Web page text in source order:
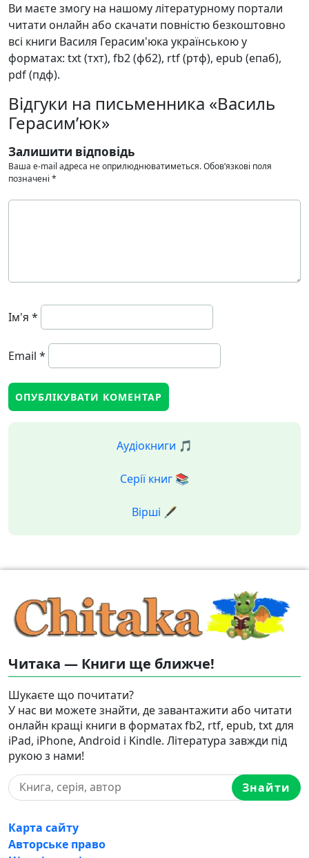
Ви маєте змогу на нашому літературному портали
читати онлайн або скачати повністю безкоштовно
всі книги Василя Герасим'юка українською у
форматах: txt (тхт), fb2 (фб2), rtf (ртф), epub (епаб),
pdf (пдф).
Відгуки на письменника «Василь
Герасим’юк»
Залишити відповідь
Ваша e-mail адреса не оприлюднюватиметься.Обов’язкові поля
позначені *
Ім'я *
Email *
Аудіокниги 🎵
Серії книг 📚
Вірші 🖋️
Читака — Книги ще ближче!
Шукаєте що почитати?
У нас ви можете знайти, де завантажити або читати
онлайн кращі книги в форматах fb2, rtf, epub, txt для
iPad, iPhone, Android і Kindle. Література завжди під
рукою з нами!
Знайти
Карта сайту
Авторське право